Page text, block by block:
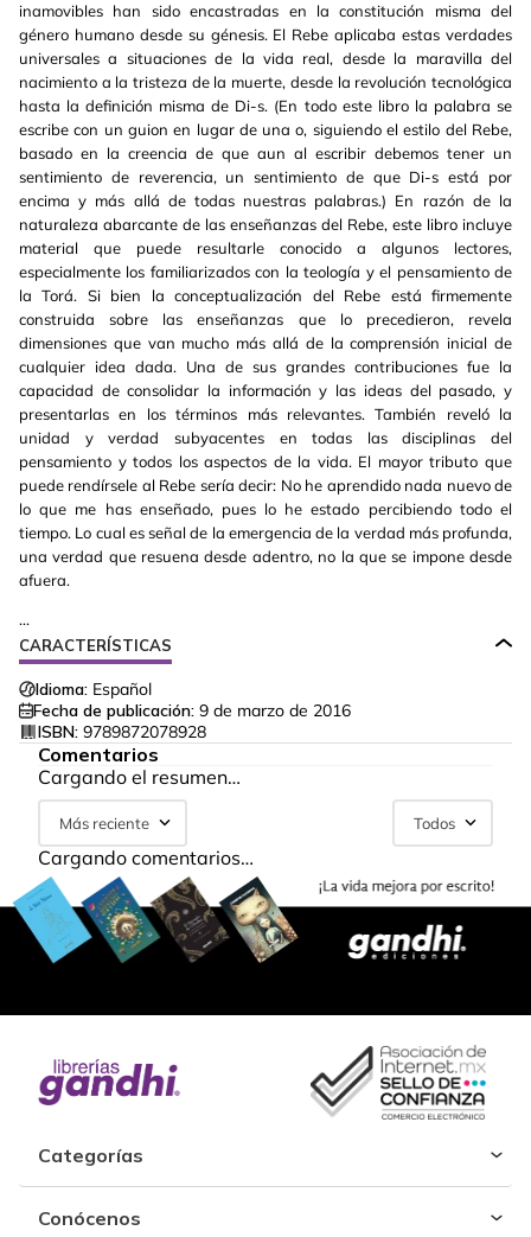
inamovibles han sido encastradas en la constitución misma del
género humano desde su génesis. El Rebe aplicaba estas verdades
universales a situaciones de la vida real, desde la maravilla del
nacimiento a la tristeza de la muerte, desde la revolución tecnológica
hasta la definición misma de Di-s. (En todo este libro la palabra se
escribe con un guion en lugar de una o, siguiendo el estilo del Rebe,
basado en la creencia de que aun al escribir debemos tener un
sentimiento de reverencia, un sentimiento de que Di-s está por
encima y más allá de todas nuestras palabras.) En razón de la
naturaleza abarcante de las enseñanzas del Rebe, este libro incluye
material que puede resultarle conocido a algunos lectores,
especialmente los familiarizados con la teología y el pensamiento de
la Torá. Si bien la conceptualización del Rebe está firmemente
construida sobre las enseñanzas que lo precedieron, revela
dimensiones que van mucho más allá de la comprensión inicial de
cualquier idea dada. Una de sus grandes contribuciones fue la
capacidad de consolidar la información y las ideas del pasado, y
presentarlas en los términos más relevantes. También reveló la
unidad y verdad subyacentes en todas las disciplinas del
pensamiento y todos los aspectos de la vida. El mayor tributo que
puede rendírsele al Rebe sería decir: No he aprendido nada nuevo de
lo que me has enseñado, pues lo he estado percibiendo todo el
tiempo. Lo cual es señal de la emergencia de la verdad más profunda,
una verdad que resuena desde adentro, no la que se impone desde
afuera.
...
CARACTERÍSTICAS
Idioma: Español
Fecha de publicación: 9 de marzo de 2016
ISBN: 9789872078928
Comentarios
Cargando el resumen…
Más reciente Todos
Cargando comentarios…
Categorías
Conócenos